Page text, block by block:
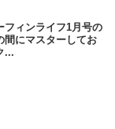
フィンライフ1月号の
間にマスターしてお
...